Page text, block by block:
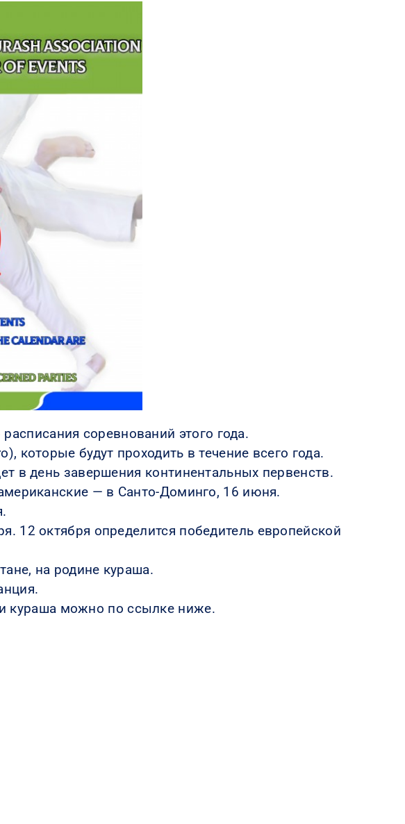
соревнований этого года.
которые будут проходить в течение всего года.
в день завершения континентальных первенств.
— в Санто-Доминго, 16 июня.
12 октября определится победитель европейской
на родине кураша.
кураша можно по ссылке ниже.